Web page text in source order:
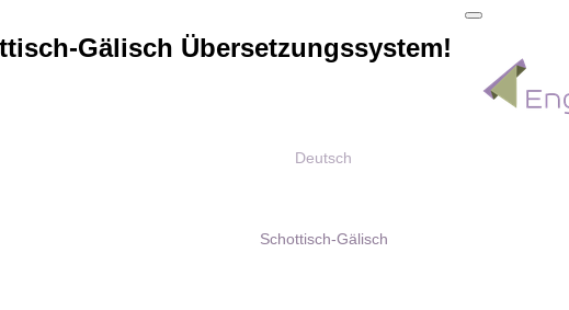
Gälisch Übersetzungssystem!
Deutsch
Schottisch-Gälisch